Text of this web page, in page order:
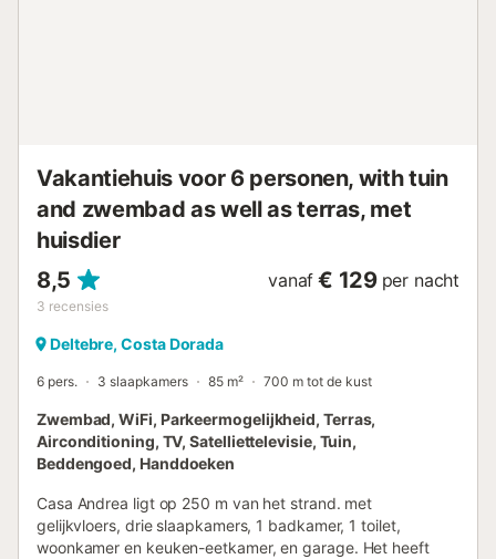
Vakantiehuis voor 6 personen, with tuin
and zwembad as well as terras, met
huisdier
8,5
3 recensies
vanaf € 129 per nacht
Deltebre, Costa Dorada
6 pers. 3 slaapkamers 85 m² 700 m tot de kust
Zwembad, WiFi, Parkeermogelijkheid, Terras,
Airconditioning, TV, Satelliettelevisie, Tuin,
Beddengoed, Handdoeken
Casa Andrea ligt op 250 m van het strand. met
gelijkvloers, drie slaapkamers, 1 badkamer, 1 toilet,
woonkamer en keuken-eetkamer, en garage. Het heeft